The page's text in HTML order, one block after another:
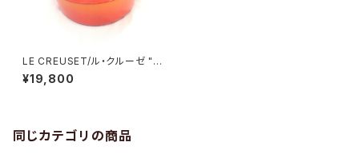
LE CREUSET/ル・クルーゼ "コ
コットロンド 26cm"
¥19,800
同じカテゴリの商品